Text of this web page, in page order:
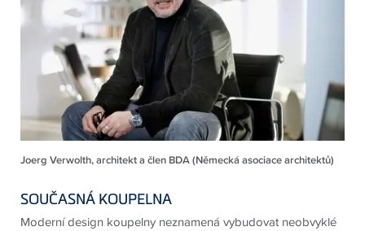
Joerg Verwolth, architekt a člen BDA (Německá asociace architektů)
SOUČASNÁ KOUPELNA
Moderní design koupelny neznamená vybudovat neobvyklé